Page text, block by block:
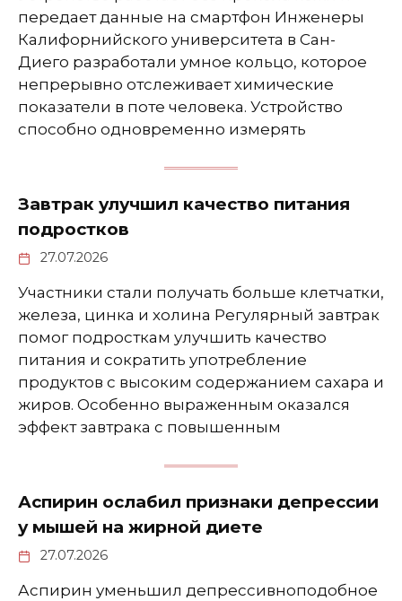
передает данные на смартфон Инженеры
Калифорнийского университета в Сан-
Диего разработали умное кольцо, которое
непрерывно отслеживает химические
показатели в поте человека. Устройство
способно одновременно измерять
Завтрак улучшил качество питания
подростков
27.07.2026
Участники стали получать больше клетчатки,
железа, цинка и холина Регулярный завтрак
помог подросткам улучшить качество
питания и сократить употребление
продуктов с высоким содержанием сахара и
жиров. Особенно выраженным оказался
эффект завтрака с повышенным
Аспирин ослабил признаки депрессии
у мышей на жирной диете
27.07.2026
Аспирин уменьшил депрессивноподобное